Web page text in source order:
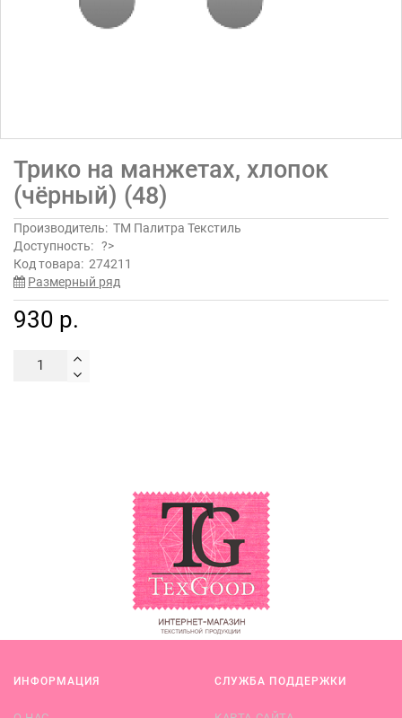
Трико на манжетах, хлопок
(чёрный) (48)
Производитель: ТМ Палитра Текстиль
Доступность: ?>
Код товара: 274211
Размерный ряд
930 р.
ИНФОРМАЦИЯ СЛУЖБА ПОДДЕРЖКИ